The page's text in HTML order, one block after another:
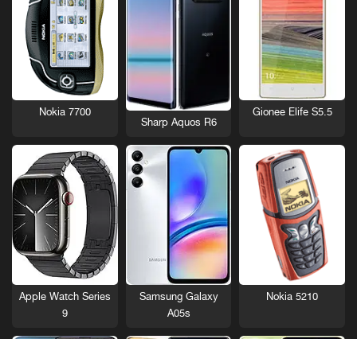
Gionee Elife S5.5
Sharp Aquos R6
Nokia 7700
Nokia 5210
Samsung Galaxy
A05s
Apple Watch Series
9